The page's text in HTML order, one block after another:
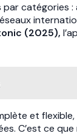
catégories
(2025),
et
C’est ce